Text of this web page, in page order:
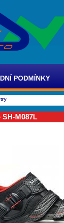
PODMÍNKY
M087L